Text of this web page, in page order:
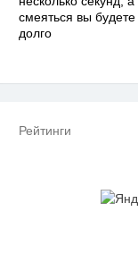
смеяться вы будете
долго
Рейтинги